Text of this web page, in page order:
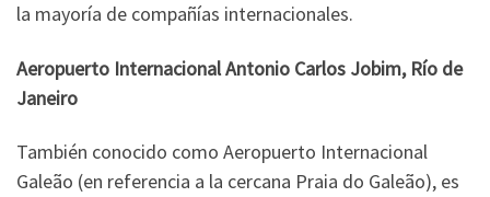
la mayoría de compañías internacionales.
Aeropuerto Internacional Antonio Carlos Jobim, Río de
Janeiro
También conocido como Aeropuerto Internacional
Galeão (en referencia a la cercana Praia do Galeão), es